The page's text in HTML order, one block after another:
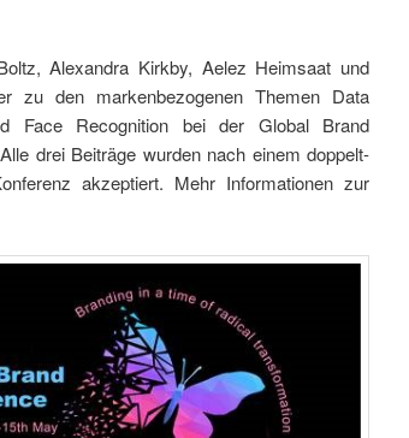
Alexandra Kirkby, Aelez Heimsaat und
zu den markenbezogenen Themen Data
Face Recognition bei der Global Brand
drei Beiträge wurden nach einem doppelt-
akzeptiert. Mehr Informationen zur